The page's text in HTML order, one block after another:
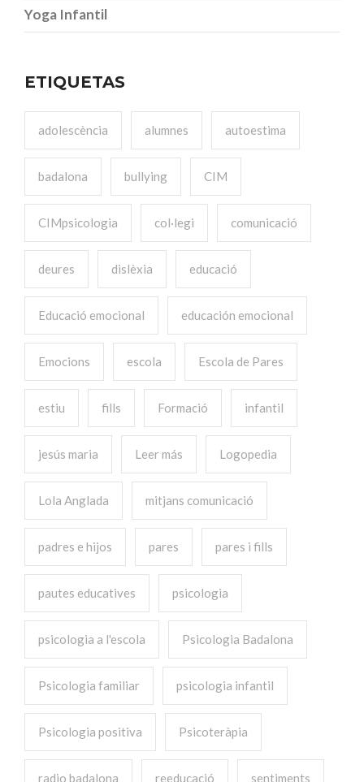
Yoga Infantil
ETIQUETAS
adolescència alumnes autoestima
badalona bullying CIM
CIMpsicologia col·legi comunicació
deures dislèxia educació
Educació emocional educación emocional
Emocions escola Escola de Pares
estiu fills Formació infantil
jesús maria Leer más Logopedia
Lola Anglada mitjans comunicació
padres e hijos pares pares i fills
pautes educatives psicologia
psicologia a l'escola Psicologia Badalona
Psicologia familiar psicologia infantil
Psicologia positiva Psicoteràpia
radio badalona reeducació sentiments